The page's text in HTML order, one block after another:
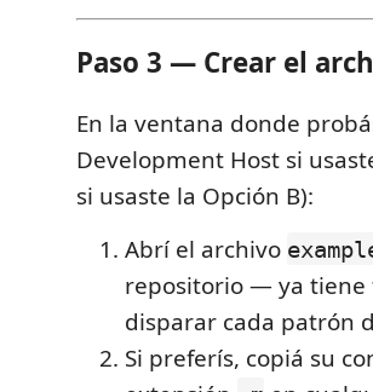
Paso 3 — Crear el
En la ventana donde
Development Host si
si usaste la Opción B):
Abrí el archivo
repositorio — ya tiene
disparar cada patrón
Si preferís, copiá su